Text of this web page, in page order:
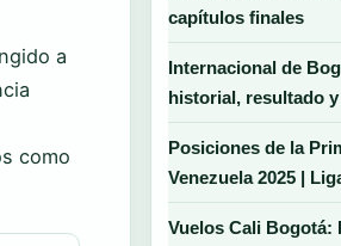
a
como
capítulos finales
Internacional de
historial, resultado
Posiciones de la
Venezuela 2025 |
Vuelos Cali Bogotá: